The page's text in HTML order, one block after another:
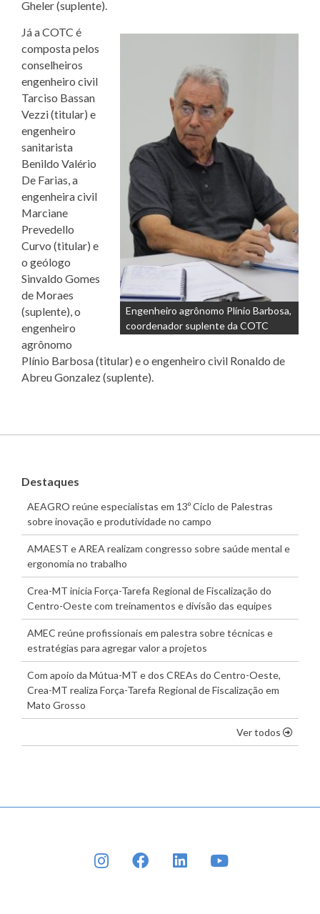
Gheler (suplente).
Engenheiro agrônomo Plínio Barbosa,
coordenador suplente da COTC
Já a COTC é
composta pelos
conselheiros
engenheiro civil
Tarciso Bassan
Vezzi (titular) e
engenheiro
sanitarista
Benildo Valério
De Farias, a
engenheira civil
Marciane
Prevedello
Curvo (titular) e
o geólogo
Sinvaldo Gomes
de Moraes
(suplente), o
engenheiro
agrônomo
Plínio Barbosa (titular) e o engenheiro civil Ronaldo de
Abreu Gonzalez (suplente).
Destaques
AEAGRO reúne especialistas em 13º Ciclo de Palestras
sobre inovação e produtividade no campo
AMAEST e AREA realizam congresso sobre saúde mental e
ergonomia no trabalho
Crea-MT inicia Força-Tarefa Regional de Fiscalização do
Centro-Oeste com treinamentos e divisão das equipes
AMEC reúne profissionais em palestra sobre técnicas e
estratégias para agregar valor a projetos
Com apoio da Mútua-MT e dos CREAs do Centro-Oeste,
Crea-MT realiza Força-Tarefa Regional de Fiscalização em
Mato Grosso
Ver todos os
INSTAGRAMFACEBOOKLINKEDIN